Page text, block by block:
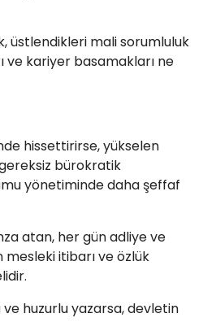
üstlendikleri mali sorumluluk
ve kariyer basamakları ne
hissettirirse, yükselen
bürokratik
yönetiminde daha şeffaf
atan, her gün adliye ve
itibarı ve özlük
huzurlu yazarsa, devletin